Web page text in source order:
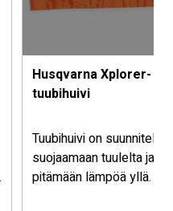
Husqvarna Xplorer-
tuubihuivi
Tuubihuivi on suunniteltu
suojaamaan tuulelta ja
pitämään lämpöä yllä.